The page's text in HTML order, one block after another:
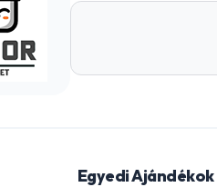
Egyedi Ajándékok